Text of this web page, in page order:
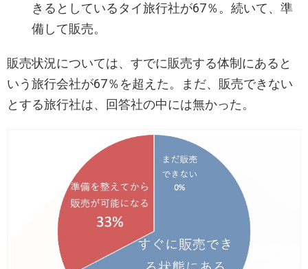
きるとしているタイ旅行社が67％。続いて、準
備して販売。
販売状況については、すでに販売する体制にあると
いう旅行会社が67％を超えた。まだ、販売できない
とする旅行社は、回答社の中には無かった。